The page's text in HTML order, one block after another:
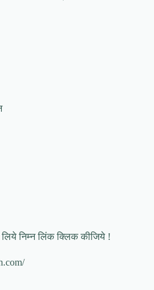
निम्न लिंक क्लिक कीजिये !